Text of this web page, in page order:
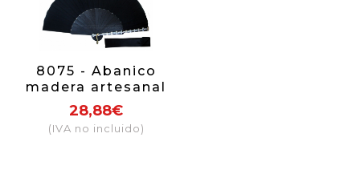
8075 - Abanico
madera artesanal
28,88€
(IVA no incluido)